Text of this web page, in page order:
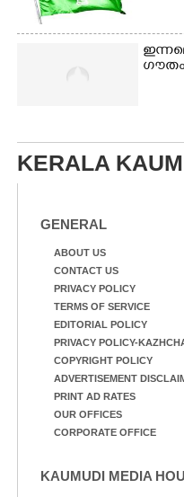
KERALA
GENERAL
ABOUT US
CONTACT US
PRIVACY POLICY
TERMS OF SERVICE
EDITORIAL POLICY
PRIVACY POLICY-
COPYRIGHT POLICY
ADVERTISEMENT
PRINT AD RATES
OUR OFFICES
CORPORATE OFFICE
KAUMUDI MEDIA